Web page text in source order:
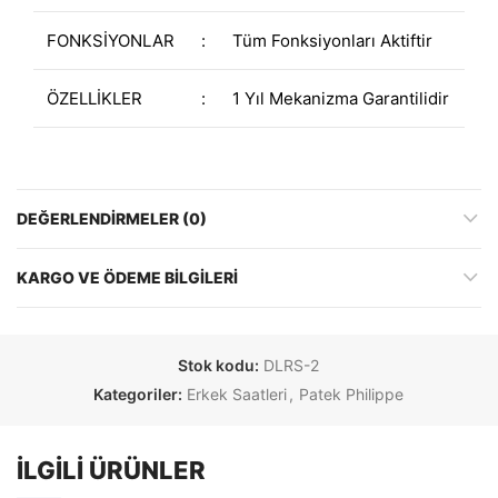
FONKSİYONLAR : Tüm Fonksiyonları Aktiftir
ÖZELLİKLER : 1 Yıl Mekanizma Garantilidir
DEĞERLENDIRMELER (0)
KARGO VE ÖDEME BILGILERI
Stok kodu: DLRS-2
Kategoriler: Erkek Saatleri, Patek Philippe
İLGILI ÜRÜNLER